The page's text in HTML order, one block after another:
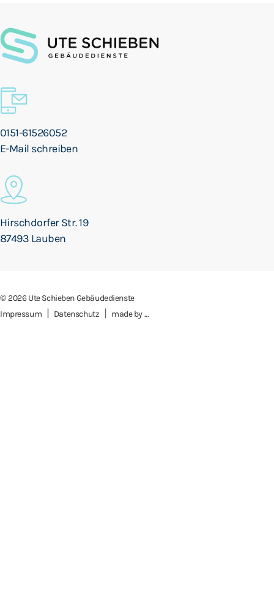
0151-61526052
E-Mail schreiben
Hirschdorfer Str. 19
87493 Lauben
© 2026 Ute Schieben Gebäudedienste
Impressum | Datenschutz | made by ...